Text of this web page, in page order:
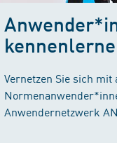
Vernetzen Sie sich mit
Anwendernetzwerk